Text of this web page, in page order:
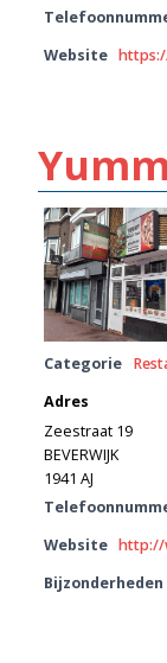
Website
Categorie
Adres
Zeestraat 19
BEVERWIJK
1941 AJ
Website http://
Bijzonderheden